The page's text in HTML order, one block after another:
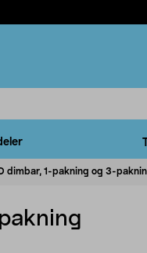
dimbar, 1-pakning og 3-